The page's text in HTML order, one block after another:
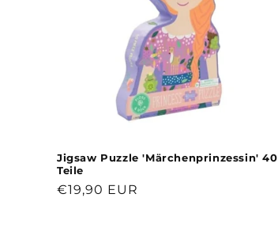
Jigsaw Puzzle 'Märchenprinzessin' 40
Teile
Normaler
€19,90 EUR